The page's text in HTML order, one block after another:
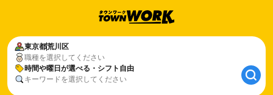
東京都荒川区
職種を選択してください
時間や曜日が選べる・シフト自由
キーワードを選択してください